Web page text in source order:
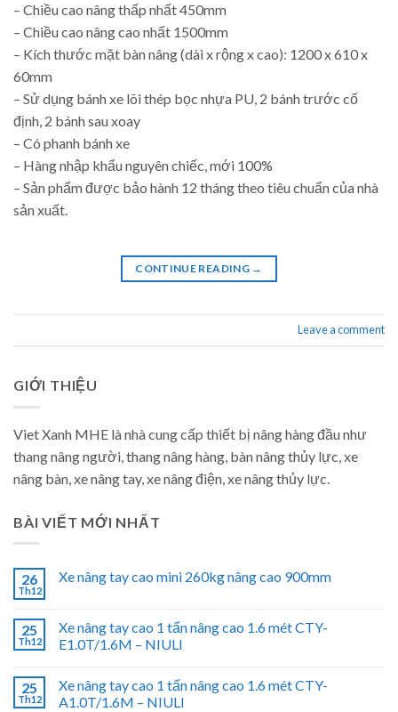
– Chiều cao nâng thấp nhất 450mm
– Chiều cao nâng cao nhất 1500mm
– Kích thước mặt bàn nâng (dài x rộng x cao): 1200 x 610 x
60mm
– Sử dụng bánh xe lõi thép bọc nhựa PU, 2 bánh trước cố
định, 2 bánh sau xoay
– Có phanh bánh xe
– Hàng nhập khẩu nguyên chiếc, mới 100%
– Sản phẩm được bảo hành 12 tháng theo tiêu chuẩn của nhà
sản xuất.
CONTINUE READING →
Leave a comment
GIỚI THIỆU
Viet Xanh MHE là nhà cung cấp thiết bị nâng hàng đầu như
thang nâng người, thang nâng hàng, bàn nâng thủy lực, xe
nâng bàn, xe nâng tay, xe nâng điện, xe nâng thủy lực.
BÀI VIẾT MỚI NHẤT
26
Th12
Xe nâng tay cao mini 260kg nâng cao 900mm
25
Th12
Xe nâng tay cao 1 tấn nâng cao 1.6 mét CTY-
E1.0T/1.6M – NIULI
25
Th12
Xe nâng tay cao 1 tấn nâng cao 1.6 mét CTY-
A1.0T/1.6M – NIULI